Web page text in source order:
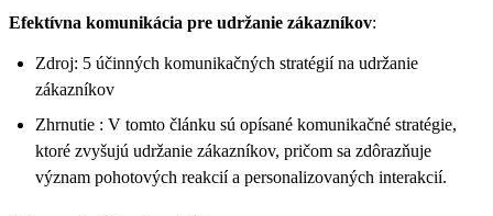
Efektívna komunikácia pre udržanie zákazníkov:
Zdroj: 5 účinných komunikačných stratégií na udržanie
zákazníkov
Zhrnutie : V tomto článku sú opísané komunikačné stratégie,
ktoré zvyšujú udržanie zákazníkov, pričom sa zdôrazňuje
význam pohotových reakcií a personalizovaných interakcií.